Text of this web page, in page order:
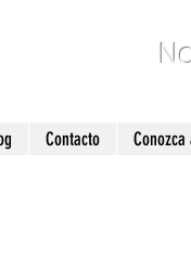
Contacto